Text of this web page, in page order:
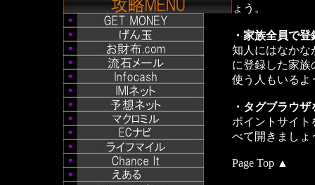
ょう。
・家族全員で登
知人にはなかな
に登録した家族
使う人もいるよ
・タグブラウザ
ポイントサイト
べて開きましょ
Page Top ▲